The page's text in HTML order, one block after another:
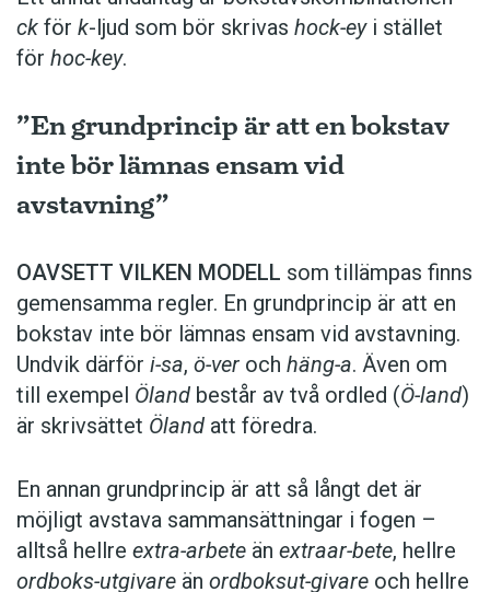
ck för k-ljud som bör skrivas hock-eyi stället
för hoc-key.
”En grundprincip är att en bokstav
inte bör lämnas ensam vid
avstavning”
OAVSETT VILKEN MODELL som tillämpas finns
gemensamma regler. En grundprincip är att en
bokstav inte bör lämnas ensam vid avstavning.
Undvik därför i-sa, ö-ver och häng-a. Även om
till exempel Öland består av två ordled (Ö-land)
är skrivsättet Öland att föredra.
En annan grundprincip är att så långt det är
möjligt avstava sammansättningar i fogen –
alltså hellre extra-arbete än extraar-bete, hellre
ordboks-utgivare än ordboksut-givare och hellre